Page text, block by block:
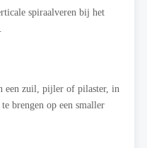
spiraalveren bij het
een zuil, pijler of pilaster, in
brengen op een smaller